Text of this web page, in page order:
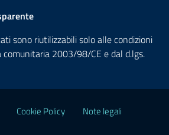
sono riutilizzabili solo alle condizioni
2003/98/CE e dal d.lgs.
Cookie Policy Note legali